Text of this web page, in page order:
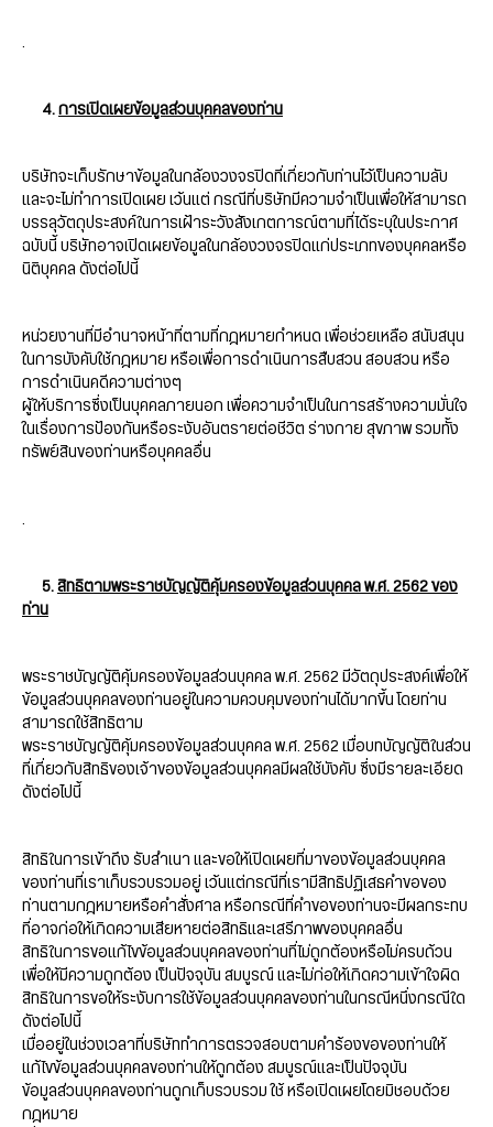
.
4. การเปิดเผยข้อมูลส่วนบุคคลของท่าน
บริษัทจะเก็บรักษาข้อมูลในกล้องวงจรปิดที่เกี่ยวกับท่านไว้เป็นความลับ
และจะไม่ทำการเปิดเผย เว้นแต่ กรณีที่บริษัทมีความจำเป็นเพื่อให้สามารถ
บรรลุวัตถุประสงค์ในการเฝ้าระวังสังเกตการณ์ตามที่ได้ระบุในประกาศ
ฉบับนี้ บริษัทอาจเปิดเผยข้อมูลในกล้องวงจรปิดแก่ประเภทของบุคคลหรือ
นิติบุคคล ดังต่อไปนี้
หน่วยงานที่มีอำนาจหน้าที่ตามที่กฎหมายกำหนด เพื่อช่วยเหลือ สนับสนุน
ในการบังคับใช้กฎหมาย หรือเพื่อการดำเนินการสืบสวน สอบสวน หรือ
การดำเนินคดีความต่างๆ
ผู้ให้บริการซึ่งเป็นบุคคลภายนอก เพื่อความจำเป็นในการสร้างความมั่นใจ
ในเรื่องการป้องกันหรือระงับอันตรายต่อชีวิต ร่างกาย สุขภาพ รวมทั้ง
ทรัพย์สินของท่านหรือบุคคลอื่น
.
5. สิทธิตามพระราชบัญญัติคุ้มครองข้อมูลส่วนบุคคล พ.ศ. 2562 ของ
ท่าน
พระราชบัญญัติคุ้มครองข้อมูลส่วนบุคคล พ.ศ. 2562 มีวัตถุประสงค์เพื่อให้
ข้อมูลส่วนบุคคลของท่านอยู่ในความควบคุมของท่านได้มากขึ้น โดยท่าน
สามารถใช้สิทธิตาม
พระราชบัญญัติคุ้มครองข้อมูลส่วนบุคคล พ.ศ. 2562 เมื่อบทบัญญัติในส่วน
ที่เกี่ยวกับสิทธิของเจ้าของข้อมูลส่วนบุคคลมีผลใช้บังคับ ซึ่งมีรายละเอียด
ดังต่อไปนี้
สิทธิในการเข้าถึง รับสำเนา และขอให้เปิดเผยที่มาของข้อมูลส่วนบุคคล
ของท่านที่เราเก็บรวบรวมอยู่ เว้นแต่กรณีที่เรามีสิทธิปฏิเสธคำขอของ
ท่านตามกฎหมายหรือคำสั่งศาล หรือกรณีที่คำขอของท่านจะมีผลกระทบ
ที่อาจก่อให้เกิดความเสียหายต่อสิทธิและเสรีภาพของบุคคลอื่น
สิทธิในการขอแก้ไขข้อมูลส่วนบุคคลของท่านที่ไม่ถูกต้องหรือไม่ครบถ้วน
เพื่อให้มีความถูกต้อง เป็นปัจจุบัน สมบูรณ์ และไม่ก่อให้เกิดความเข้าใจผิด
สิทธิในการขอให้ระงับการใช้ข้อมูลส่วนบุคคลของท่านในกรณีหนึ่งกรณีใด
ดังต่อไปนี้
เมื่ออยู่ในช่วงเวลาที่บริษัททำการตรวจสอบตามคำร้องขอของท่านให้
แก้ไขข้อมูลส่วนบุคคลของท่านให้ถูกต้อง สมบูรณ์และเป็นปัจจุบัน
ข้อมูลส่วนบุคคลของท่านถูกเก็บรวบรวม ใช้ หรือเปิดเผยโดยมิชอบด้วย
กฎหมาย